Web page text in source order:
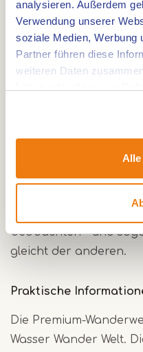
analysieren. Außerdem
Verwendung unserer
soziale Medien, Werbung
Partner führen diese
weiteren Daten
Alle
Du passierst das alte
das Café Busjop, das
ist. Auch der
Leudalmuseum liegen
In dieser
beobachten – und
gleicht der anderen.
Praktische
Die Premium-
Wasser Wander Welt.